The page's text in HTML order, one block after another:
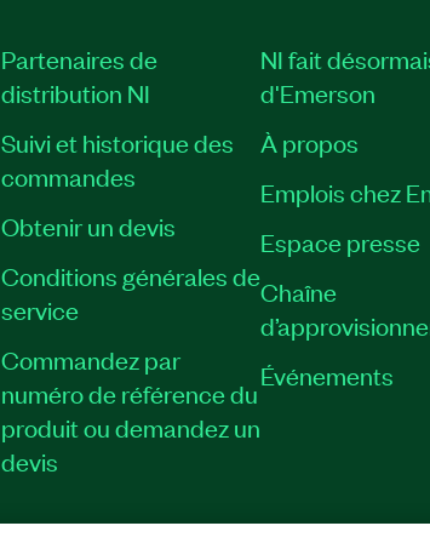
Partenaires de
distribution NI
Suivi et historique des
commandes
Obtenir un devis
Conditions générales de
service
Commandez par
numéro de référence du
produit ou demandez un
devis
NI fait
d'Emerson
À propos
Emplois chez
Espace presse
Chaîne
Événements